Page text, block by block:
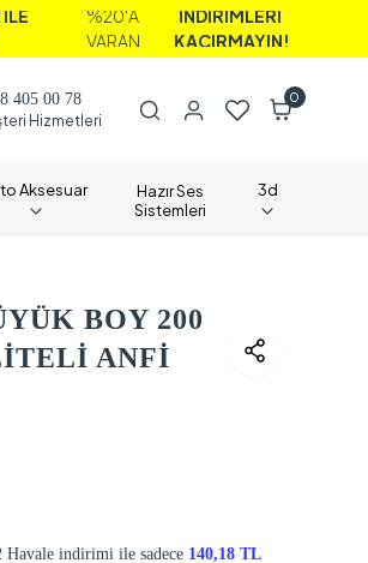
%20'A
İNDİRİMLERİ
KAÇIRMAYIN!
405 00 78
Hizmetleri
0
Aksesuar
Hazır Ses
Sistemleri
3d
BOY 200
ANFİ
Havale indirimi ile sadece 140,18 TL